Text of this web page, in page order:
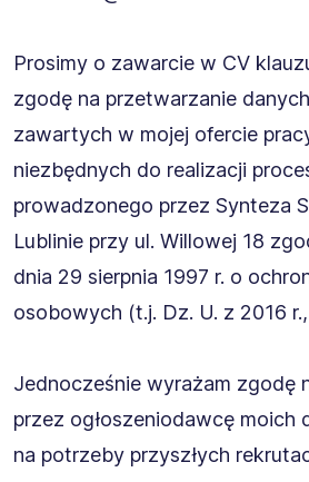
Prosimy o zawarcie w CV
zgodę na przetwarzanie
zawartych w mojej ofercie
niezbędnych do realizacji
prowadzonego przez Synteza
Lublinie przy ul. Willowej 18
dnia 29 sierpnia 1997 r. o
osobowych (t.j. Dz. U. z 2016 r.,
Jednocześnie wyrażam zgodę
przez ogłoszeniodawcę moich
na potrzeby przyszłych